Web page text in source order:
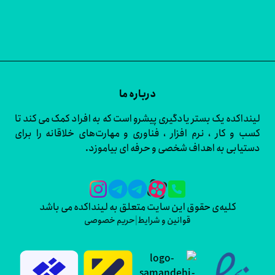
درباره ما
یک بستر یادگیری پیشرو است که به افراد کمک می کند تا
کار ، نرم افزار ، فناوری و مهارت‌های خلاقانه را برای
به اهداف شخصی و حرفه ای بیاموزد.
کلیه‌ی حقوق این سایت متعلق به لینداکده می باشد
قوانین و شرایط |حریم خصوصی